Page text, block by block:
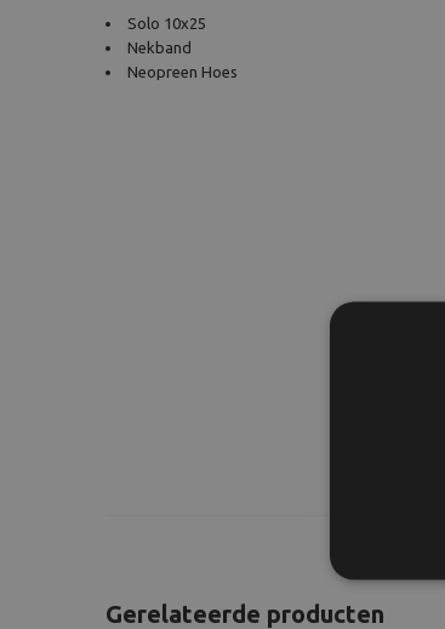
Solo 10x25
Nekband
Neopreen Hoes
Gerelateerde producten